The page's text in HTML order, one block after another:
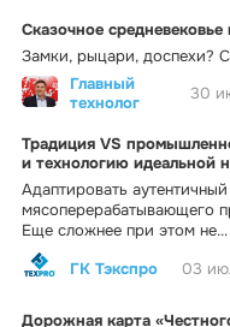
Сказочное средневековье
Замки, рыцари, доспехи?
Главный
технолог
30
Традиция VS
и технологию идеальной
Адаптировать
мясоперерабатывающего
Еще сложнее при этом не...
ГК Тэкспро
03
Дорожная карта